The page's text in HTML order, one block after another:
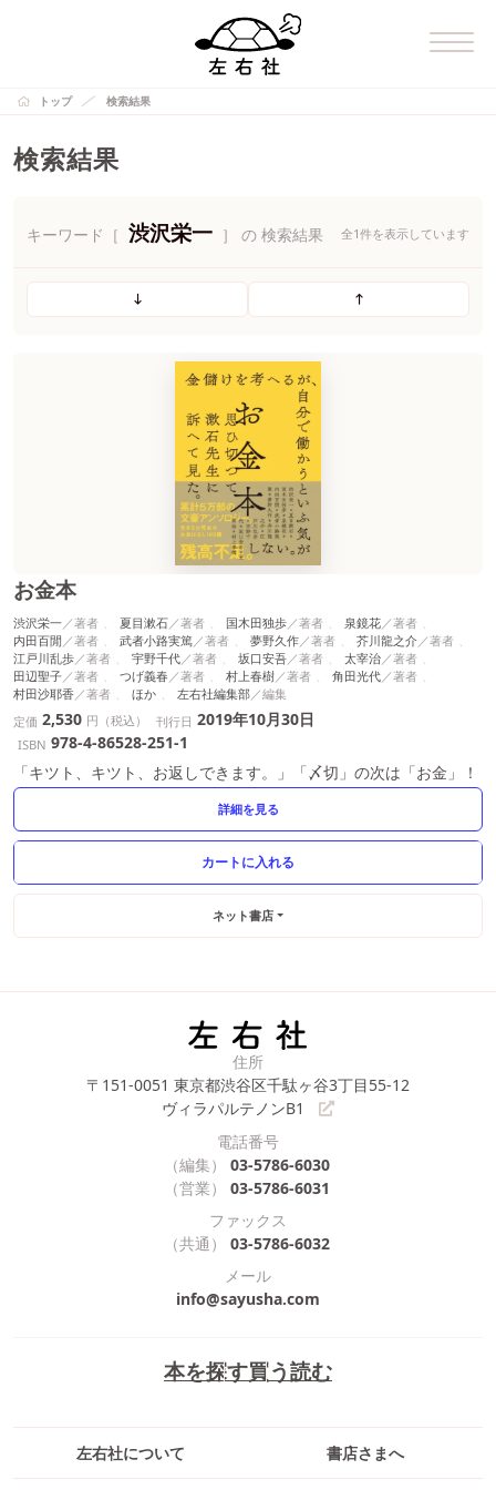
トップ 検索結果
検索結果
キーワード［ 渋沢栄一 ］ の 検索結果 全1件を表示しています
お金本
渋沢栄一 夏目漱石 国木田独歩
泉鏡花
内田百閒
武者小路実篤 夢野久作
芥川龍之介
江戸川乱歩
宇野千代 坂口安吾
太宰治
田辺聖子
つげ義春 村上春樹
角田光代
村田沙耶香
ほか
左右社編集部
定価 2,530 円（税込） 刊行日 2019年10月30日
ISBN 978-4-86528-251-1
「キツト、キツト、お返しできます。」「〆切」の次は「お金」！
詳細を見る
ネット書店
本を探す買う読む
左右社について 書店さまへ
住所
〒151-0051 東京都渋谷区千駄ヶ谷3丁目55-12
ヴィラパルテノンB1
電話番号
（編集）
03-5786-6030
（営業）
03-5786-6031
ファックス
（共通）
03-5786-6032
メール
info@sayusha.com